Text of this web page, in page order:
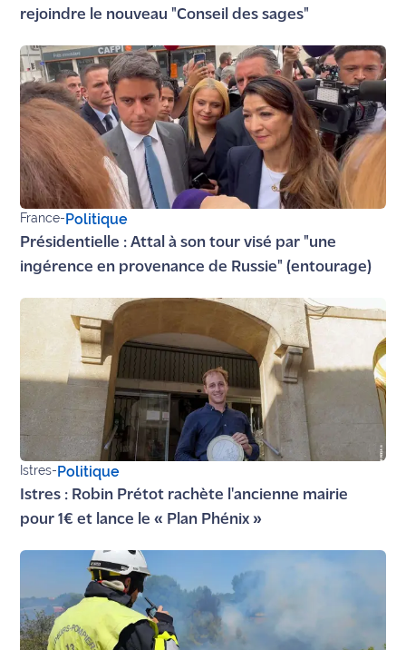
rejoindre le nouveau "Conseil des sages"
France-Politique
Présidentielle : Attal à son tour visé par "une
ingérence en provenance de Russie" (entourage)
Istres-Politique
Istres : Robin Prétot rachète l'ancienne mairie
pour 1€ et lance le « Plan Phénix »